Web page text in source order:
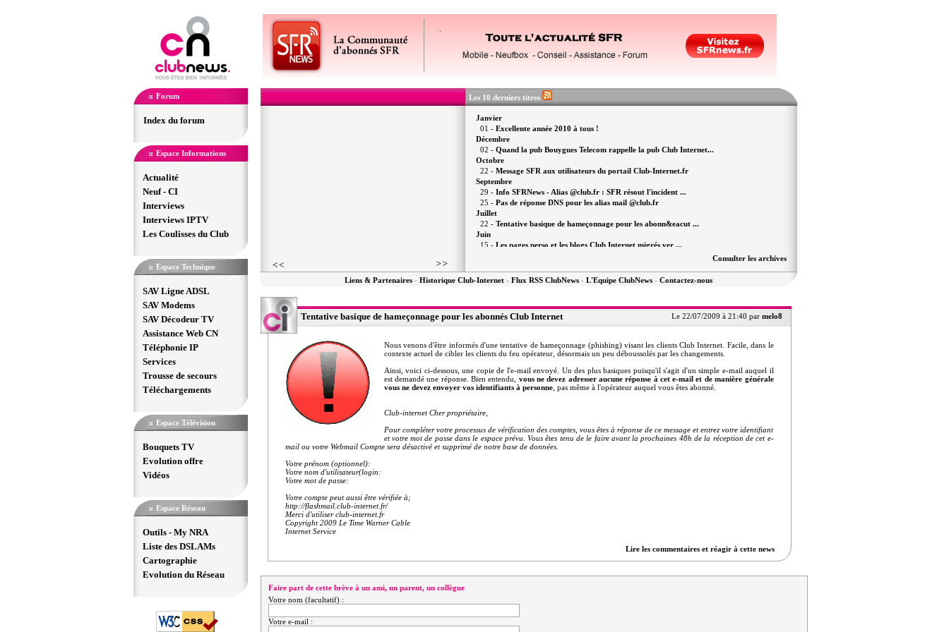
Forum
Index du forum
Espace Informations
Actualité
Neuf - CI
Interviews
Interviews IPTV
Les Coulisses du Club
Espace Technique
SAV Ligne ADSL
SAV Modems
SAV Décodeur TV
Assistance Web CN
Téléphonie IP
Services
Trousse de secours
Téléchargements
Espace Télévision
Bouquets TV
Evolution offre
Vidéos
Espace Réseau
Outils - My NRA
Liste des DSLAMs
Cartographie
Evolution du Réseau
Les 10 derniers titres
Janvier
01 - Excellente année 2010 à tous !
Décembre
02 - Quand la pub Bouygues Telecom rappelle la pub Club Internet...
Octobre
22 - Message SFR aux utilisateurs du portail Club-Internet.fr
Septembre
29 - Info SFRNews - Alias @club.fr : SFR résout l'incident ...
25 - Pas de réponse DNS pour les alias mail @club.fr
Juillet
22 - Tentative basique de hameçonnage pour les abonn&eacut ...
Juin
15 - Les pages perso et les blogs Club Internet migrés ver ...
Avril
Interview exclusive : SFR s'explique au sujet de Club Internet
Consulter les archives
Liens & Partenaires - Historique Club-Internet - Flux RSS ClubNews - L'Equipe ClubNews - Contactez-nous
Tentative basique de hameçonnage pour les abonnés Club Internet Le 22/07/2009 à 21:40 par melo8
Nous venons d'être informés d'une tentative de hameçonnage (phishing) visant les clients Club Internet. Facile, dans le
contexte actuel de cibler les clients du feu opérateur, désormais un peu déboussolés par les changements.
Ainsi, voici ci-dessous, une copie de l'e-mail envoyé. Un des plus basiques puisqu'il s'agit d'un simple e-mail auquel il
est demandé une réponse. Bien entendu, vous ne devez adresser aucune réponse à cet e-mail et de manière générale
vous ne devez envoyer vos identifiants à personne, pas même à l'opérateur auquel vous êtes abonné.
Club-internet Cher propriétaire,
Pour compléter votre processus de vérification des comptes, vous êtes à réponse de ce message et entrez votre identifiant
et votre mot de passe dans le espace prévu. Vous êtes tenu de le faire avant la prochaines 48h de la réception de cet e-
mail ou votre Webmail Compte sera désactivé et supprimé de notre base de données.
Votre prénom (optionnel):
Votre nom d'utilisateur(login:
Votre mot de passe:
Votre compte peut aussi être vérifiée à;
http://flashmail.club-internet.fr/
Merci d'utiliser club-internet.fr
Copyright 2009 Le Time Warner Cable
Internet Service
Lire les commentaires et réagir à cette news
Faire part de cette brève à un ami, un parent, un collègue
Votre nom (facultatif) :
Votre e-mail :